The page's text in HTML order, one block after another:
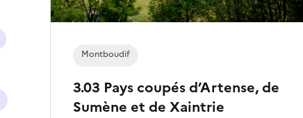
3.03 Pays coupés d’Artense, de
Sumène et de Xaintrie
Montboudif